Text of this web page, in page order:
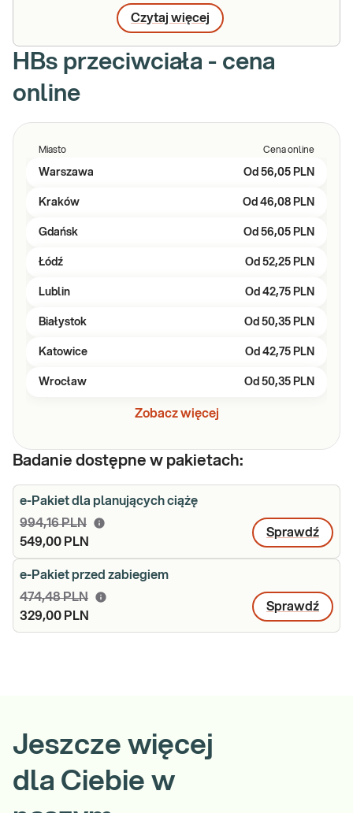
Czytaj więcej
HBs przeciwciała - cena
online
Miasto Cena online
Warszawa Od 56,05 PLN
Kraków Od 46,08 PLN
Gdańsk Od 56,05 PLN
Łódź Od 52,25 PLN
Lublin Od 42,75 PLN
Białystok Od 50,35 PLN
Katowice Od 42,75 PLN
Wrocław Od 50,35 PLN
Zobacz więcej
Badanie dostępne w pakietach:
e-Pakiet dla planujących ciążę
994,16 PLN
549,00 PLN
Sprawdź
e-Pakiet przed zabiegiem
474,48 PLN
329,00 PLN
Sprawdź
Jeszcze więcej
dla Ciebie w